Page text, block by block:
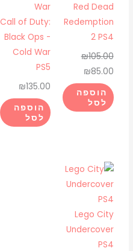
Red Dead
Redemption
2 PS4
₪105.00
₪105.00.
₪85.00
₪85.00.
הוספה
לסל
Call of Duty:
Black Ops -
Cold War
PS5
₪135.00
הוספה
לסל
Lego City
Undercover
PS4